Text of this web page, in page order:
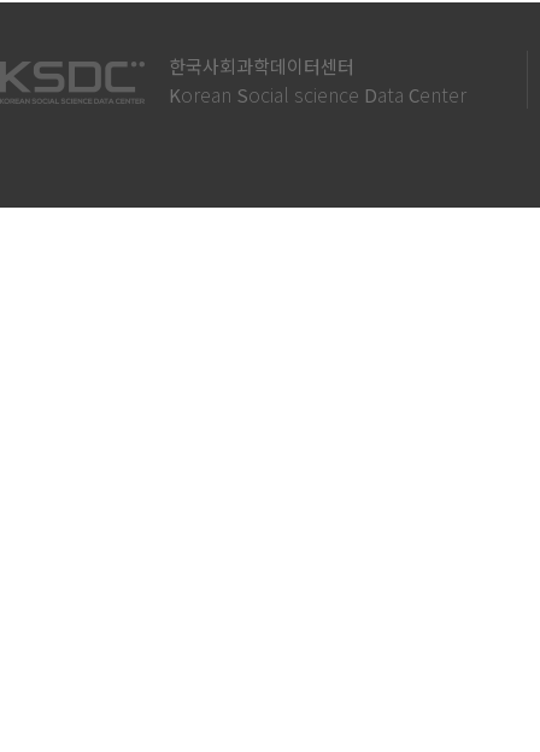
한국사회과학데이터센터
Korean Social science Data Center